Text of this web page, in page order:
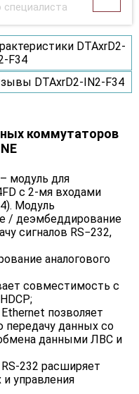
DTAxrD2-
F34
DTAxrD2-IN2-F34
коммутаторов
модуль для
c 2-мя входами
Модуль
/ деэмбеддирование
сигналов RS−232,
аналогового
совместимость с
позволяет
данных со
данными ЛВС и
232 расширяет
управления